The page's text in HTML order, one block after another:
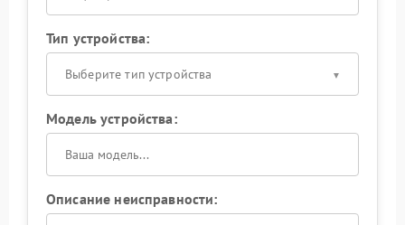
Тип устройства:
Выберите тип устройства
Модель устройства:
Описание неисправности: